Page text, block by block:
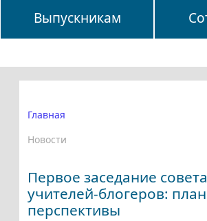
Выпускникам
Главная
Новости
Первое заседание совета
учителей-блогеров:
перспективы